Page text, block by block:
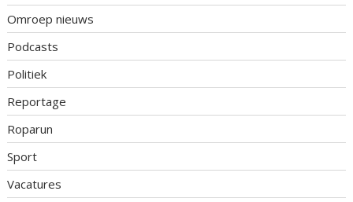
Omroep nieuws
Podcasts
Politiek
Reportage
Roparun
Sport
Vacatures